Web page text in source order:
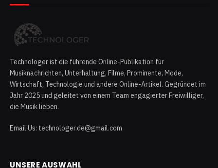
Technologer ist die führende Online-Publikation für
Musiknachrichten, Unterhaltung, Filme, Prominente, Mode,
Wirtschaft, Technologie und andere Online-Artikel. Gegründet im
Jahr 2025 und geleitet von einem Team engagierter Freiwilliger,
die Musik lieben.
Email Us: technologer.de@gmail.com
UNSERE AUSWAHL